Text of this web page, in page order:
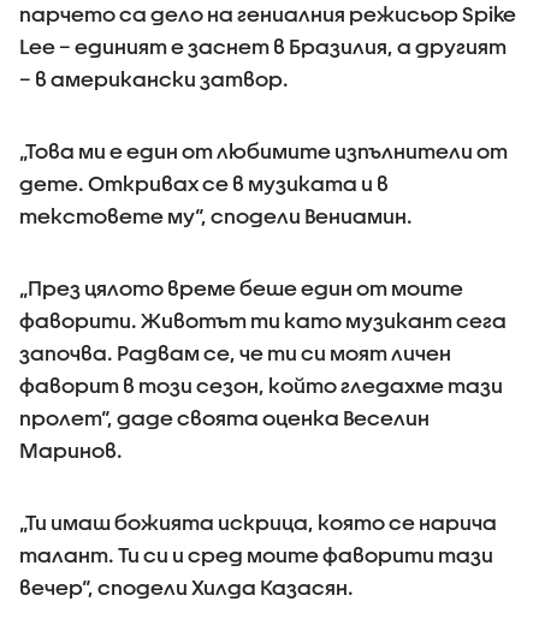
парчето са дело на гениалния режисьор Spike
Lee – единият е заснет в Бразилия, а другият
– в американски затвор.
„Това ми е един от любимите изпълнители от
дете. Откривах се в музиката и в
текстовете му“, сподели Вениамин.
„През цялото време беше един от моите
фаворити. Животът ти като музикант сега
започва. Радвам се, че ти си моят личен
фаворит в този сезон, който гледахме тази
пролет“, даде своята оценка Веселин
Маринов.
„Ти имаш божията искрица, която се нарича
талант. Ти си и сред моите фаворити тази
вечер“, сподели Хилда Казасян.